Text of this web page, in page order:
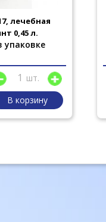
лечебная
0,45 л.
упаковке
шт.
В корзину